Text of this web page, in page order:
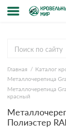
компании
и оплата
ответы
Главная Каталог
Металлочерепица
Металлочерепица
красный
Полиэстер